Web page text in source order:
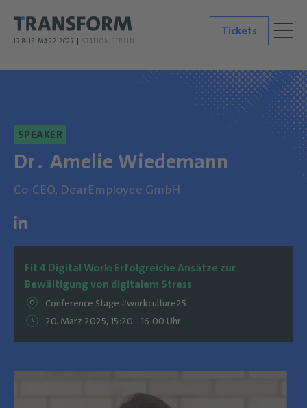
17. & 18. MÄRZ 2027 STATION BERLIN
Tickets
SPEAKER
Dr․ Amelie Wiedemann
Co-CEO, DearEmployee GmbH
Fit 4 Digital Work: Erfolgreiche Ansätze zur
Bewältigung von digitalem Stress
Conference Stage #workculture25
20. März 2025, 15:20 - 16:00 Uhr